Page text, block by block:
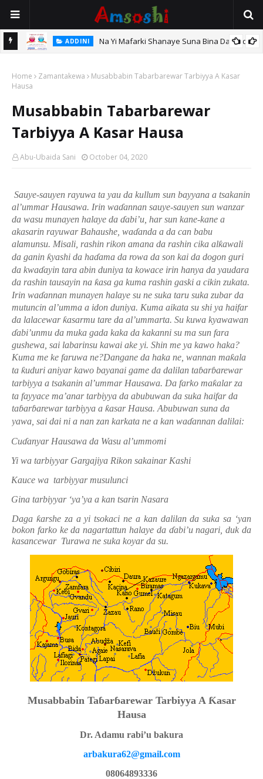
ADDINI Na Yi Mafarki Shanaye Suna Bina Da Gudu
Home Zamantakewa
Musabbabin Tabarbarewar Tarbiyya A Kasar
Hausa
Musabbabin Tabarbarewar
Tarbiyya A Kasar Hausa
Abu-Ubaida Sani October 04, 2020
Sauye-sauyen rayuwa ta yau da kullum sun bayyana a tsakanin
al’ummar Hausawa. Irin waɗannan sauye-sauyen sun wanzar
da wasu munayen halaye da ɗabi’u, har sun kane-kane a
akasarin rayuwar Bahaushe, waɗanda a da can babu
alamunsu. Misali, rashin rikon amana da rashin cika alƙawali
da ganin ƙyashi da haɗama da rowa da son kai da dogon guri
da kwaɗayin tara abin duniya ta kowace irin hanya da yaudara
da rashin tausayin na ƙasa ga kuma rashin gaski a cikin zukata.
Irin waɗannan munayen halaye su ne suka taru suka zubar da
mutuncin al’umma a idon duniya. Kuma aikata su shi ya haifar
da lalacewarƙasarmu tare da al’ummarta. Su kuwa kyawawan
ɗabi’unmu da muka gada kaka da kakanni su ma sun fara
gushewa, sai labarinsu kawai ake yi. Shin me ya kawo haka?
Kuma me ke faruwa ne?Dangane da haka ne, wannan maƙala
ta ƙuduri aniyar kawo bayanai game da dalilan taɓarɓarewar
tarbiyya a tsakanin al’ummar Hausawa. Da farko maƙalar za
ta fayyace ma’anar tarbiyya da abubuwan da suka haifar da
taɓarɓarewar tarbiyya a ƙasar Hausa. Abubuwan suna da
yawa, sai dai ni a nan zan karkata ne a kan waɗannan dalilai:
Cuɗanyar Hausawa da Wasu al’ummomi
Yi wa tarbiyyar Gargajiya Rikon sakainar Kashi
Kauce wa tarbiyyar musulunci
Gina tarbiyyar ‘ya’ya a kan tsarin Nasara
Daga ƙarshe za a yi tsokaci ne a kan dalilan da suka sa ‘yan
bokon farko ke da nagartattun halaye da ɗabi’u nagari, duk da
kasancewar Turawa ne suka koyar da su.
Musabbabin Taɓarɓarewar Tarbiyya A Ƙasar
Hausa
Dr. Adamu rabi’u bakura
arbakura62@gmail.com
08064893336